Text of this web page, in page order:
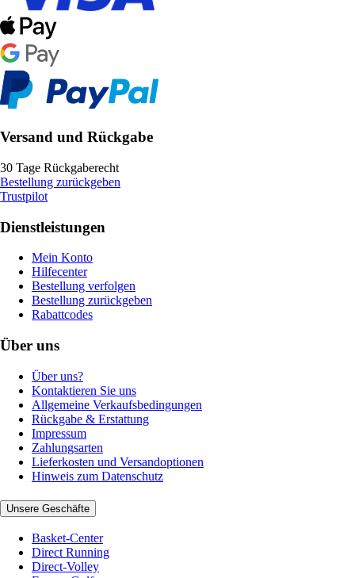
Versand und Rückgabe
30 Tage Rückgaberecht
Bestellung zurückgeben
Trustpilot
Dienstleistungen
Mein Konto
Hilfecenter
Bestellung verfolgen
Bestellung zurückgeben
Rabattcodes
Über uns
Über uns?
Kontaktieren Sie uns
Allgemeine Verkaufsbedingungen
Rückgabe & Erstattung
Impressum
Zahlungsarten
Lieferkosten und Versandoptionen
Hinweis zum Datenschutz
Unsere Geschäfte
Basket-Center
Direct Running
Direct-Volley